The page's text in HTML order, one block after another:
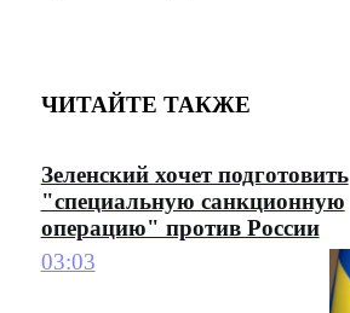
ЧИТАЙТЕ ТАКЖЕ
Зеленский хочет подготовить
"специальную санкционную
операцию" против России
03:03